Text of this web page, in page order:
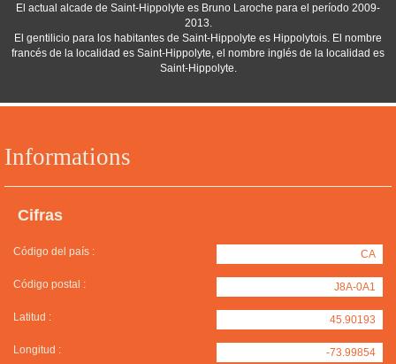
Informations
Cifras
Código del país : CA
Código postal : J8A-0A1
Latitud : 45.90193
Longitud : -73.99854
El actual alcade de Saint-Hippolyte es Bruno Laroche para el período 2009-
2013.
El gentilicio para los habitantes de Saint-Hippolyte es Hippolytois. El nombre
francés de la localidad es Saint-Hippolyte, el nombre inglés de la localidad es
Saint-Hippolyte.